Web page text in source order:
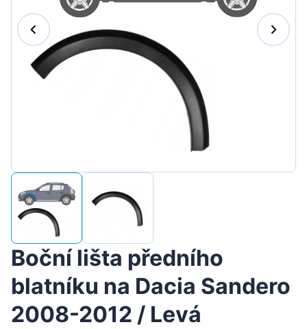
Magyar
Hrvatski
Português
Slovenian
Boční lišta předního
blatníku na Dacia Sandero
2008-2012 / Levá